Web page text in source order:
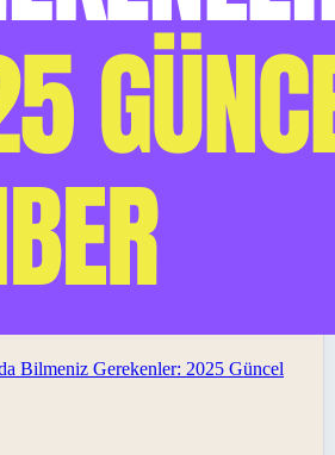
Bilmeniz Gerekenler: 2025 Güncel